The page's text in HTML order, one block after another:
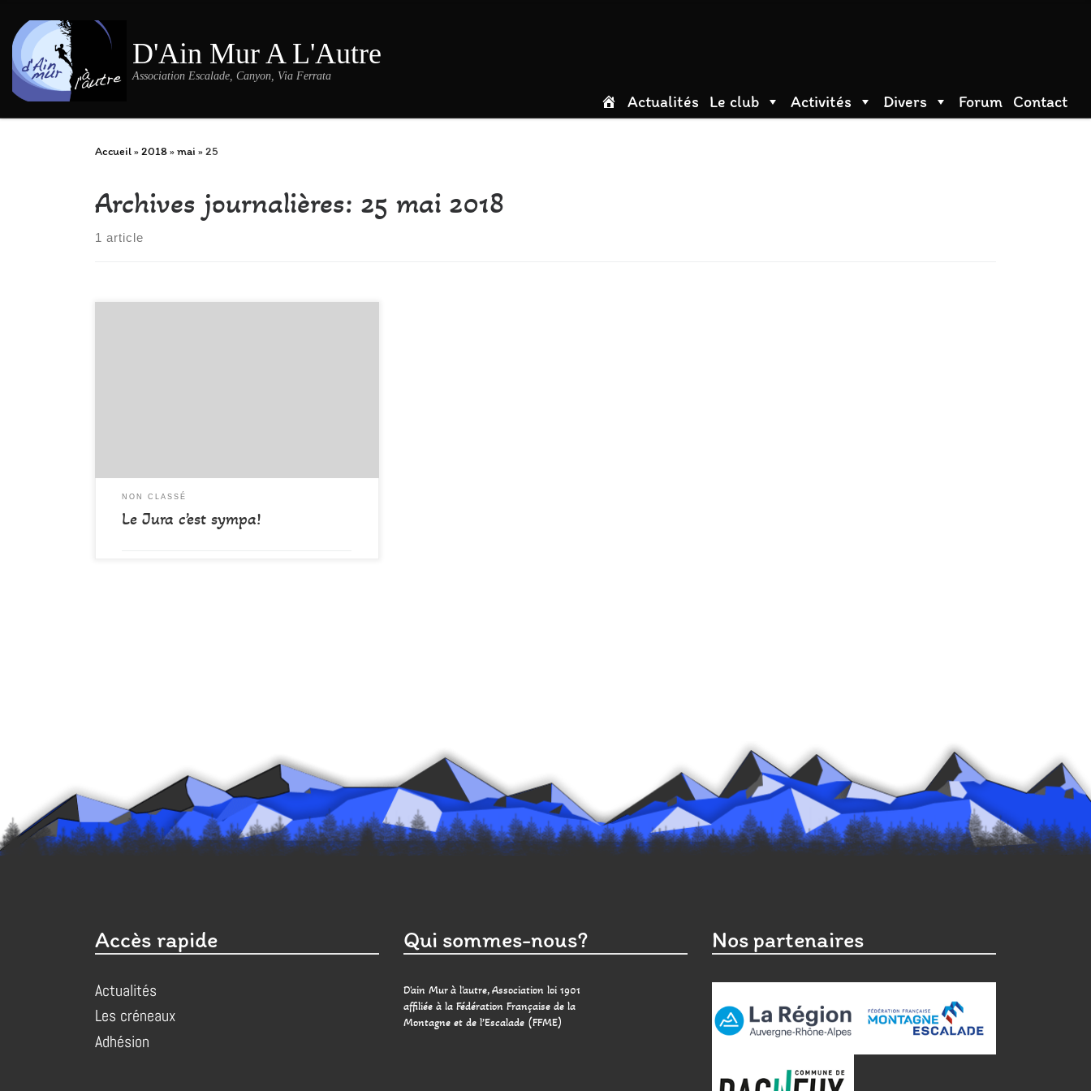
Passer au contenu
D'Ain Mur A L'Autre
Association Escalade, Canyon, Via Ferrata
Actualités Le club Activités Divers Forum Contact
Accueil »2018»mai »25
Archives journalières: 25 mai 2018
1 article
NON CLASSÉ
Le Jura c’est sympa!
Accès rapide
Actualités
Les créneaux
Adhésion
Qui sommes-nous?
D'ain Mur à l'autre, Association loi 1901
affiliée à la Fédération Française de la
Montagne et de l’Escalade (FFME)
Nos partenaires